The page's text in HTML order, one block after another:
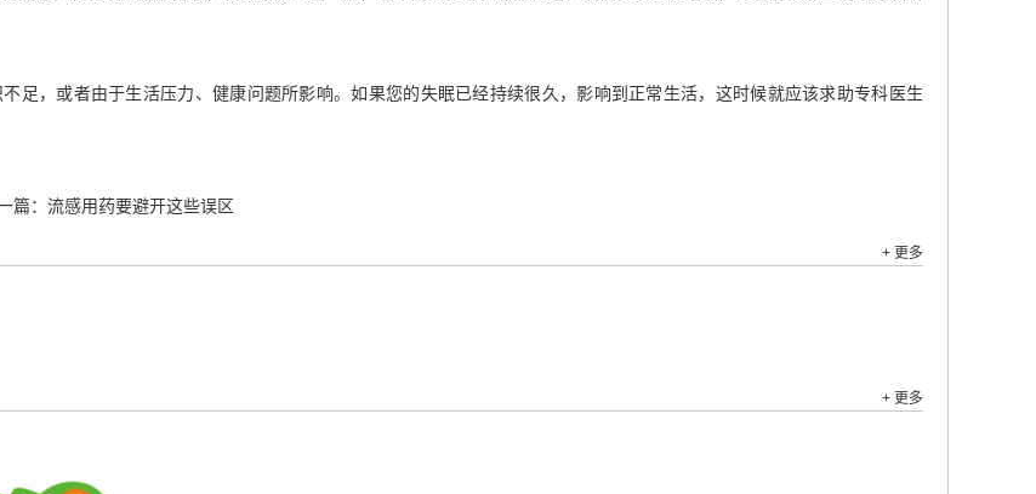
足，或者由于生活压力、健康问题所影响。如果您的失眠已经持续很久，影响到正常生活，这时候就应该求助专科医生
篇： 流感用药要避开这些误区
+ 更多
+ 更多